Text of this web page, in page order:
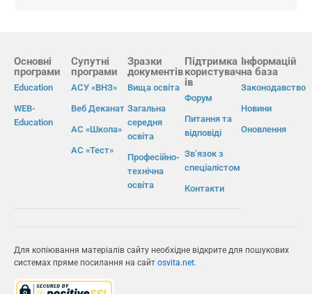
Основні
програми
Education
WEB-
Education
Супутні
програми
АСУ «ВНЗ»
Веб Деканат
АС «Школа»
АС «Тест»
Зразки
документів
Вища освіта
Загальна
середня
освіта
Професійно-
технічна
освіта
Підтримка
користувач
ів
Форум
Питання та
відповіді
Зв’язок з
спеціалістом
Контакти
Інформацій
на база
Законодавство
Новини
Оновлення
Для копіювання матеріалів сайту необхідне відкрите для пошукових
системах пряме посилання на сайт osvita.net.